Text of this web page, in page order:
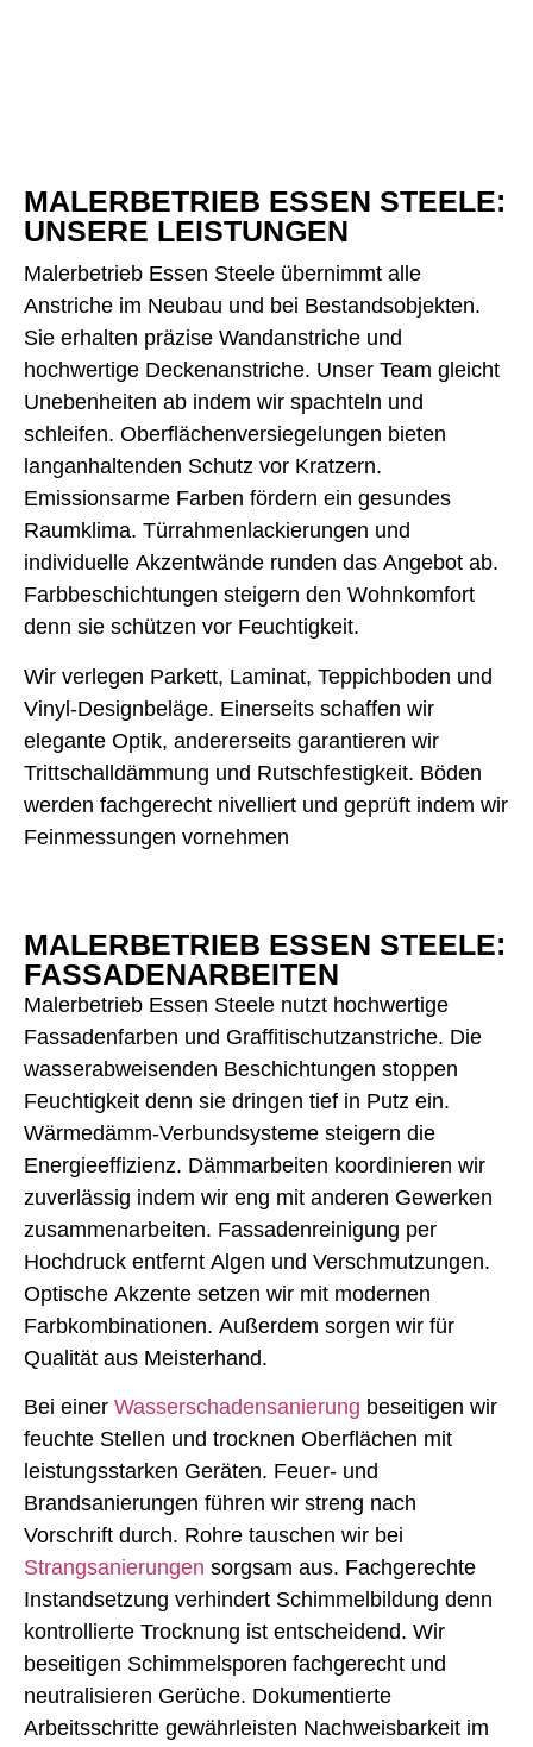
MALERBETRIEB ESSEN STEELE:
UNSERE LEISTUNGEN
Malerbetrieb Essen Steele übernimmt alle
Anstriche im Neubau und bei Bestandsobjekten.
Sie erhalten präzise Wandanstriche und
hochwertige Deckenanstriche. Unser Team gleicht
Unebenheiten ab indem wir spachteln und
schleifen. Oberflächenversiegelungen bieten
langanhaltenden Schutz vor Kratzern.
Emissionsarme Farben fördern ein gesundes
Raumklima. Türrahmenlackierungen und
individuelle Akzentwände runden das Angebot ab.
Farbbeschichtungen steigern den Wohnkomfort
denn sie schützen vor Feuchtigkeit.
Wir verlegen Parkett, Laminat, Teppichboden und
Vinyl-Designbeläge. Einerseits schaffen wir
elegante Optik, andererseits garantieren wir
Trittschalldämmung und Rutschfestigkeit. Böden
werden fachgerecht nivelliert und geprüft indem wir
Feinmessungen vornehmen
MALERBETRIEB ESSEN STEELE:
FASSADENARBEITEN
Malerbetrieb Essen Steele nutzt hochwertige
Fassadenfarben und Graffitischutzanstriche. Die
wasserabweisenden Beschichtungen stoppen
Feuchtigkeit denn sie dringen tief in Putz ein.
Wärmedämm-Verbundsysteme steigern die
Energieeffizienz. Dämmarbeiten koordinieren wir
zuverlässig indem wir eng mit anderen Gewerken
zusammenarbeiten. Fassadenreinigung per
Hochdruck entfernt Algen und Verschmutzungen.
Optische Akzente setzen wir mit modernen
Farbkombinationen. Außerdem sorgen wir für
Qualität aus Meisterhand.
Bei einer Wasserschadensanierung beseitigen wir
feuchte Stellen und trocknen Oberflächen mit
leistungsstarken Geräten. Feuer- und
Brandsanierungen führen wir streng nach
Vorschrift durch. Rohre tauschen wir bei
Strangsanierungen sorgsam aus. Fachgerechte
Instandsetzung verhindert Schimmelbildung denn
kontrollierte Trocknung ist entscheidend. Wir
beseitigen Schimmelsporen fachgerecht und
neutralisieren Gerüche. Dokumentierte
Arbeitsschritte gewährleisten Nachweisbarkeit im